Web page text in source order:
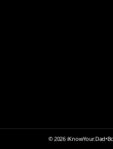
© 2026 iKnowYour.Dad•